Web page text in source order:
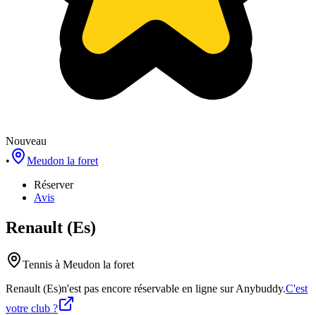
Nouveau
•
Meudon la foret
Réserver
Avis
Renault (Es)
Tennis à Meudon la foret
Renault (Es)n'est pas encore réservable en ligne sur Anybuddy.C'est
votre club ?